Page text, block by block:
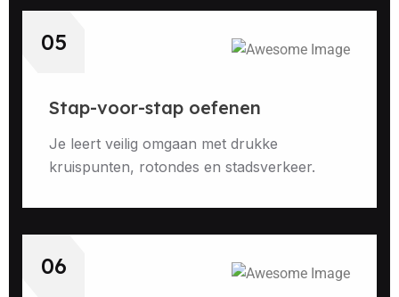
05
Stap-voor-stap oefenen
Je leert veilig omgaan met drukke
kruispunten, rotondes en stadsverkeer.
06